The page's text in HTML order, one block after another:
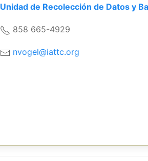
Unidad de Recolección de Datos y
858 665-4929
nvogel@iattc.org